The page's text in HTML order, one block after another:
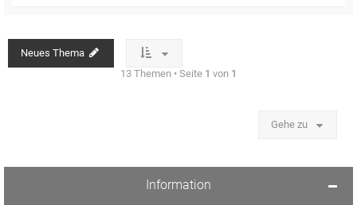
Neues Thema
13 Themen • Seite 1 von 1
Gehe zu
Information